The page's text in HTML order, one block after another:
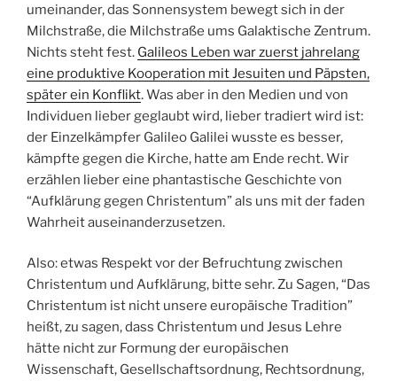
umeinander, das Sonnensystem bewegt sich in der
Milchstraße, die Milchstraße ums Galaktische Zentrum.
Nichts steht fest. Galileos Leben war zuerst jahrelang
eine produktive Kooperation mit Jesuiten und Päpsten,
später ein Konflikt. Was aber in den Medien und von
Individuen lieber geglaubt wird, lieber tradiert wird ist:
der Einzelkämpfer Galileo Galilei wusste es besser,
kämpfte gegen die Kirche, hatte am Ende recht. Wir
erzählen lieber eine phantastische Geschichte von
“Aufklärung gegen Christentum” als uns mit der faden
Wahrheit auseinanderzusetzen.
Also: etwas Respekt vor der Befruchtung zwischen
Christentum und Aufklärung, bitte sehr. Zu Sagen, “Das
Christentum ist nicht unsere europäische Tradition”
heißt, zu sagen, dass Christentum und Jesus Lehre
hätte nicht zur Formung der europäischen
Wissenschaft, Gesellschaftsordnung, Rechtsordnung,